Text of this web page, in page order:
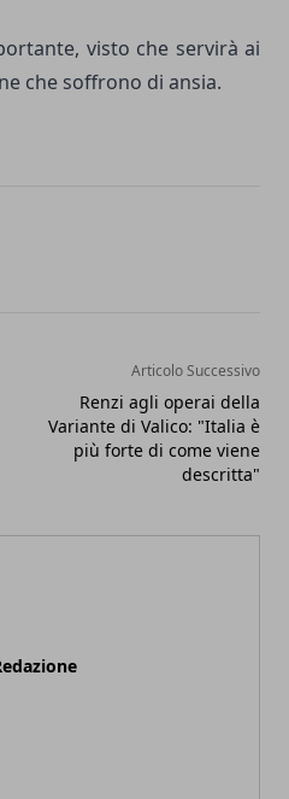
visto che servirà ai
che soffrono di ansia.
Articolo Successivo
Renzi agli operai della
Variante di Valico: "Italia è
più forte di come viene
descritta"